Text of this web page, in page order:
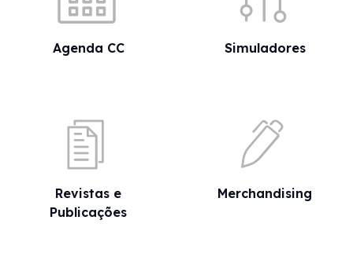
Agenda CC Simuladores
Revistas e
Publicações
Merchandising